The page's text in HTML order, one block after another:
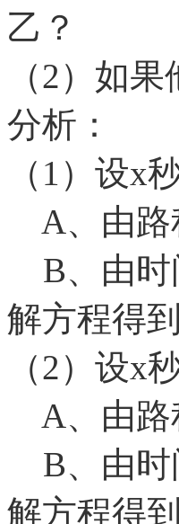
乙？
（2）如果
分析：
（ 1）设x
A、由路
B、由时
解方程得
（2）设x
A、由路
B、由时
解方程得